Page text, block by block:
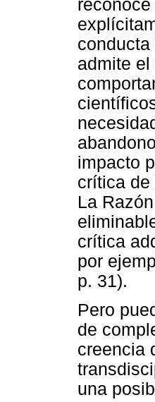
admite
impacto
crítica de
La
crítica
por
p. 31).
Pero
de
creencia
una